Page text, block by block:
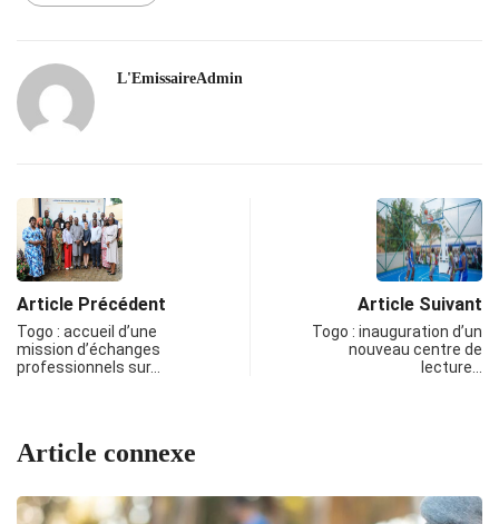
L'EmissaireAdmin
Article Précédent
Togo : accueil d’une
mission d’échanges
professionnels sur…
Article Suivant
Togo : inauguration d’un
nouveau centre de
lecture…
Article connexe